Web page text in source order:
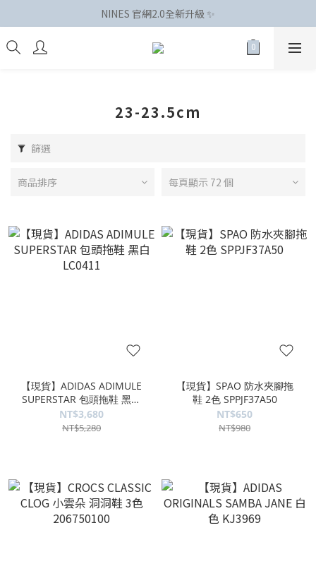
NINES 官網2.0全新升級 ✨
23-23.5cm
篩選
商品排序 每頁顯示 72 個
【現貨】ADIDAS ADIMULE
SUPERSTAR 包頭拖鞋 黑白
LC0411
NT$3,680
NT$5,280
【現貨】SPAO 防水夾腳拖
鞋 2色 SPPJF37A50
NT$650
NT$980